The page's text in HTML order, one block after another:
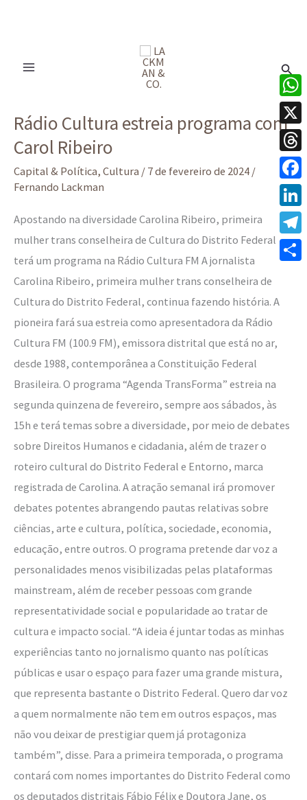
Rádio Cultura estreia programa com
Carol Ribeiro
Capital & Política, Cultura / 7 de fevereiro de 2024 /
Fernando Lackman
Apostando na diversidade Carolina Ribeiro, primeira
mulher trans conselheira de Cultura do Distrito Federal
terá um programa na Rádio Cultura FM A jornalista
Carolina Ribeiro, primeira mulher trans conselheira de
Cultura do Distrito Federal, continua fazendo história. A
pioneira fará sua estreia como apresentadora da Rádio
Cultura FM (100.9 FM), emissora distrital que está no ar,
desde 1988, contemporânea a Constituição Federal
Brasileira. O programa “Agenda TransForma” estreia na
segunda quinzena de fevereiro, sempre aos sábados, às
15h e terá temas sobre a diversidade, por meio de debates
sobre Direitos Humanos e cidadania, além de trazer o
roteiro cultural do Distrito Federal e Entorno, marca
registrada de Carolina. A atração semanal irá promover
debates potentes abrangendo pautas relativas sobre
ciências, arte e cultura, política, sociedade, economia,
educação, entre outros. O programa pretende dar voz a
personalidades menos visibilizadas pelas plataformas
mainstream, além de receber pessoas com grande
representatividade social e popularidade ao tratar de
cultura e impacto social. “A ideia é juntar todas as minhas
experiências tanto no jornalismo quanto nas políticas
públicas e usar o espaço para fazer uma grande mistura,
que representa bastante o Distrito Federal. Quero dar voz
a quem normalmente não tem em outros espaços, mas
não vou deixar de prestigiar quem já protagoniza
também”, disse. Para a primeira temporada, o programa
contará com nomes importantes do Distrito Federal como
os deputados distritais Fábio Félix e Doutora Jane, os
Cultura
estreia
programa
com
Ribeiro
X